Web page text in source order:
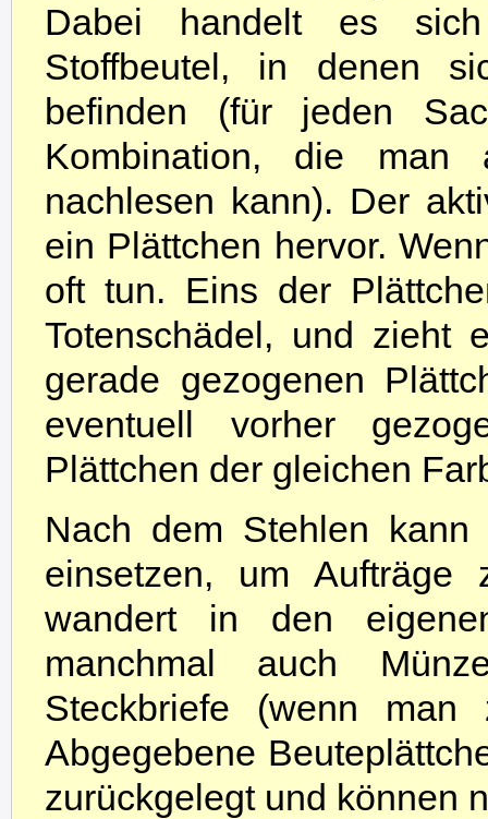
Dabei handelt es sich
Stoffbeutel, in denen
befinden (für jeden
Kombination, die man
nachlesen kann). Der
ein Plättchen hervor.
oft tun. Eins der
Totenschädel, und zieht
gerade gezogenen
eventuell vorher
Plättchen der gleichen
Nach dem Stehlen kann
einsetzen, um Aufträge
wandert in den
manchmal auch
Steckbriefe (wenn
Abgegebene
zurückgelegt und können